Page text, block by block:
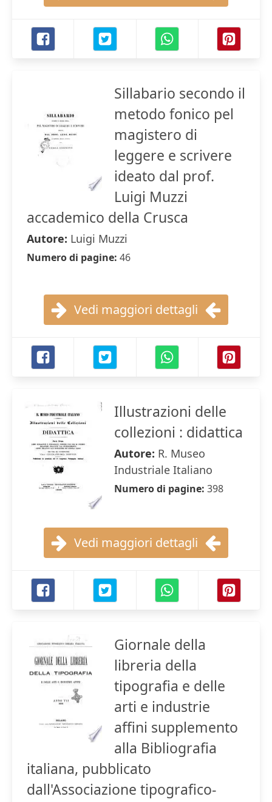
Sillabario secondo il
metodo fonico pel
magistero di
leggere e scrivere
ideato dal prof.
Luigi Muzzi
accademico della Crusca
Autore: Luigi Muzzi
Numero di pagine: 46
Vedi maggiori dettagli
Illustrazioni delle
collezioni : didattica
Autore: R. Museo
Industriale Italiano
Numero di pagine: 398
Vedi maggiori dettagli
Giornale della
libreria della
tipografia e delle
arti e industrie
affini supplemento
alla Bibliografia
italiana, pubblicato
dall'Associazione tipografico-